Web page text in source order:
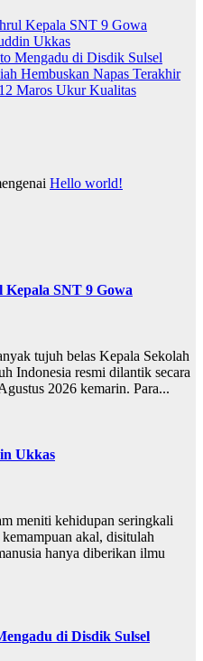
Kepala SNT 9 Gowa
Ukkas
Mengadu di Disdik Sulsel
Hembuskan Napas Terakhir
Maros Ukur Kualitas
Hello world!
SNT 9 Gowa
tujuh belas Kepala Sekolah
Indonesia resmi dilantik secara
2026 kemarin. Para...
Ukkas
meniti kehidupan seringkali
akal, disitulah
hanya diberikan ilmu
di Disdik Sulsel